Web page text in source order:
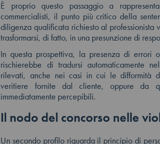
È proprio questo passaggio a
commercialisti, il punto più critico della
diligenza qualificata richiesto al professionista
trasformarsi, di fatto, in una presunzione di
In questa prospettiva, la presenza di errori
rischierebbe di tradursi automaticamente
rilevati, anche nei casi in cui le difformità
veritiere fornite dal cliente, oppure da
immediatamente percepibili.
Il nodo del concorso nelle
Un secondo profilo riguarda il principio di